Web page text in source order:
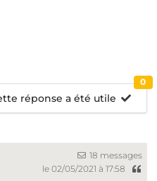
réponse a été utile
0
18 messages
le 02/05/2021 à 17:58